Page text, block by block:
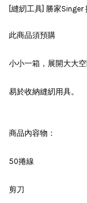
[縫紉工具] 勝家
此商品須預購
小小一箱，展開大大空
易於收納縫紉用具。
商品內容物：
50捲線
剪刀